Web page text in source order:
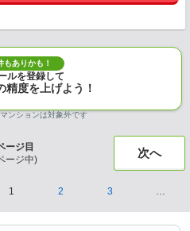
もありかも！
ルを登録して
精度を上げよう！
ンションは対象外です
ージ目
ージ中) 次へ
1 2 3 …